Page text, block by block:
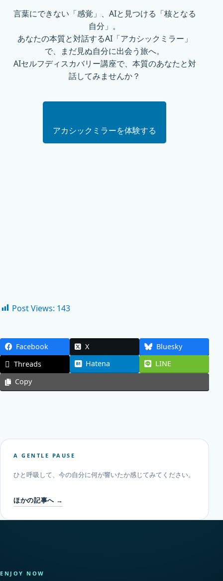
言葉にできない「感覚」、AIと見つける「核となる
自分」。
あなたの本質と対話するAI「アカシックミラー」
で、まだ見ぬ自分に出会う旅へ。
AIセルフディスカバリー講座で、本質のあなたと対
話してみませんか？
アカシックミラーを体験する
Post Views: 143
Facebook X
Bluesky
Threads
Hatena
LINE
Copy
A GENTLE PAUSE
ひと呼吸して、今の自分に何が響いたか感じてみてください。
ほかの記事へ →
ENJOY NOW